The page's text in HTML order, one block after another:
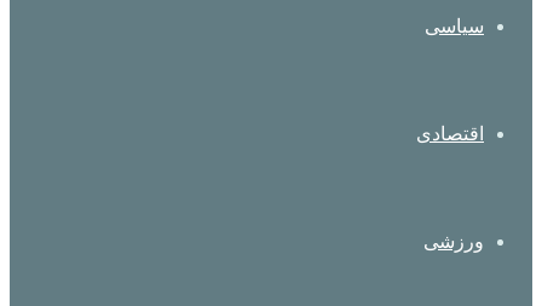
سیاسی
اقتصادی
ورزشی